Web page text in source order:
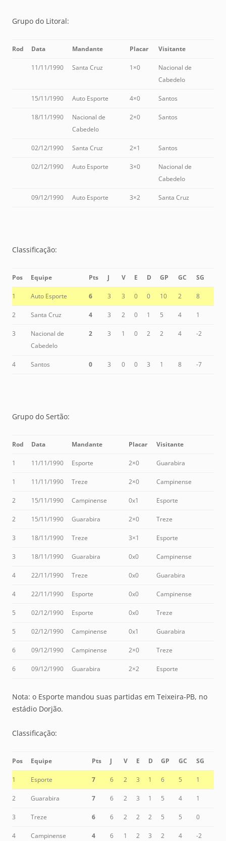
Grupo do Litoral:
Rod Data Mandante Placar Visitante
11/11/1990 Santa Cruz 1×0
Nacional de
Cabedelo
15/11/1990 Auto Esporte 4×0 Santos
18/11/1990
Nacional de
Cabedelo
2×0 Santos
02/12/1990 Santa Cruz 2×1 Santos
02/12/1990 Auto Esporte 3×0
Nacional de
Cabedelo
09/12/1990 Auto Esporte 3×2 Santa Cruz
Classificação:
Pos Equipe Pts J V E D GP GC SG
1 Auto Esporte 6 3 3 0 0 10 2 8
2 Santa Cruz 4 3 2 0 1 5 4 1
3
Nacional de
Cabedelo
2 3 1 0 2 2 4 -2
4 Santos 0 3 0 0 3 1 8 -7
Grupo do Sertão:
Rod Data Mandante Placar Visitante
1 11/11/1990 Esporte 2×0 Guarabira
1 11/11/1990 Treze 2×0 Campinense
2 15/11/1990 Campinense 0x1 Esporte
2 15/11/1990 Guarabira 2×0 Treze
3 18/11/1990 Treze 3×1 Esporte
3 18/11/1990 Guarabira 0x0 Campinense
4 22/11/1990 Treze 0x0 Guarabira
4 22/11/1990 Esporte 0x0 Campinense
5 02/12/1990 Esporte 0x0 Treze
5 02/12/1990 Campinense 0x1 Guarabira
6 09/12/1990 Campinense 2×0 Treze
6 09/12/1990 Guarabira 2×2 Esporte
Nota: o Esporte mandou suas partidas em Teixeira-PB, no
estádio Dorjão.
Classificação:
Pos Equipe Pts J V E D GP GC SG
1 Esporte 7 6 2 3 1 6 5 1
2 Guarabira 7 6 2 3 1 5 4 1
3 Treze 6 6 2 2 2 5 5 0
4 Campinense 4 6 1 2 3 2 4 -2